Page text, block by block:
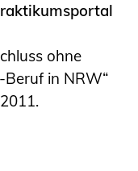
ohne
in NRW“